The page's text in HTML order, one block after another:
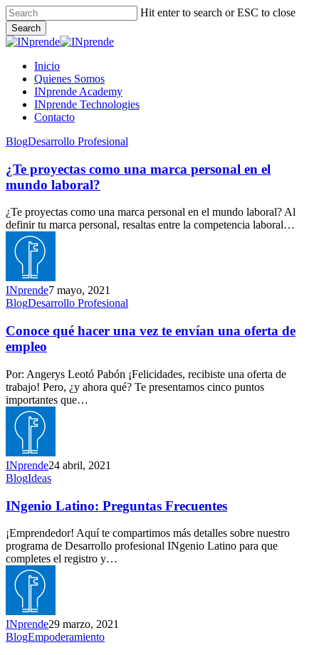
Skip
to
main
content
Hit enter to search or ESC to close
Search
Close
Menu
Inicio
Quienes Somos
INprende Academy
INprende Technologies
Contacto
¿Te
como
una
marca
en
el
mundo
laboral?
BlogDesarrollo Profesional
¿Te proyectas como una marca personal en el
mundo laboral?
¿Te proyectas como una marca personal en el mundo laboral? Al
definir tu marca personal, resaltas entre la competencia laboral…
INprende7 mayo, 2021
Conoce
hacer
una
vez
envían
una
oferta
de
empleo
BlogDesarrollo Profesional
Conoce qué hacer una vez te envían una oferta de
empleo
Por: Angerys Leotó Pabón ¡Felicidades, recibiste una oferta de
trabajo! Pero, ¿y ahora qué? Te presentamos cinco puntos
importantes que…
INprende24 abril, 2021
INgenio
Preguntas
Frecuentes
BlogIdeas
INgenio Latino: Preguntas Frecuentes
¡Emprendedor! Aquí te compartimos más detalles sobre nuestro
programa de Desarrollo profesional INgenio Latino para que
completes el registro y…
INprende29 marzo, 2021
5
BlogEmpoderamiento